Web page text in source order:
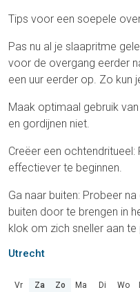
Tips voor een soepele
Pas nu al je slaapritme
voor de overgang eerder
een uur eerder op. Zo kun
Maak optimaal gebruik
en gordijnen niet.
Creëer een
effectiever te beginnen.
Ga naar buiten: Probeer
buiten door te brengen in
klok om zich sneller aan te
Utrecht
Vr Za Zo Ma Di Wo